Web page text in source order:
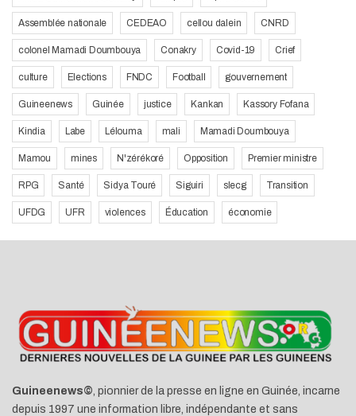
Assemblée nationale CEDEAO cellou dalein CNRD
colonel Mamadi Doumbouya Conakry Covid-19 Crief
culture Elections FNDC Football gouvernement
Guineenews Guinée justice Kankan Kassory Fofana
Kindia Labe Lélouma mali Mamadi Doumbouya
Mamou mines N'zérékoré Opposition Premier ministre
RPG Santé Sidya Touré Siguiri slecg Transition
UFDG UFR violences Éducation économie
Guineenews© , pionnier de la presse en ligne en Guinée, incarne
depuis 1997 une information libre, indépendante et sans